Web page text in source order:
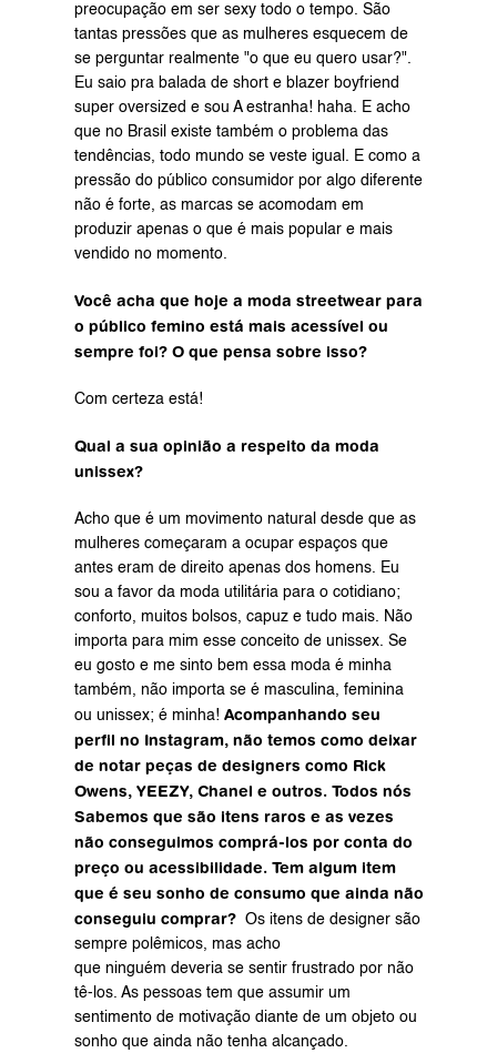
preocupação em ser sexy todo o tempo. São
tantas pressões que as mulheres esquecem de
se perguntar realmente "o que eu quero usar?".
Eu saio pra balada de short e blazer boyfriend
super oversized e sou A estranha! haha. E acho
que no Brasil existe também o problema das
tendências, todo mundo se veste igual. E como a
pressão do público consumidor por algo diferente
não é forte, as marcas se acomodam em
produzir apenas o que é mais popular e mais
vendido no momento.
Você acha que hoje a moda streetwear para
o público femino está mais acessível ou
sempre foi? O que pensa sobre isso?
Com certeza está!
Qual a sua opinião a respeito da moda
unissex?
Acho que é um movimento natural desde que as
mulheres começaram a ocupar espaços que
antes eram de direito apenas dos homens. Eu
sou a favor da moda utilitária para o cotidiano;
conforto, muitos bolsos, capuz e tudo mais. Não
importa para mim esse conceito de unissex. Se
eu gosto e me sinto bem essa moda é minha
também, não importa se é masculina, feminina
ou unissex; é minha! Acompanhando seu
perfil no Instagram, não temos como deixar
de notar peças de designers como Rick
Owens, YEEZY, Chanel e outros. Todos nós
Sabemos que são itens raros e as vezes
não conseguimos comprá-los por conta do
preço ou acessibilidade. Tem algum item
que é seu sonho de consumo que ainda não
conseguiu comprar? Os itens de designer são
sempre polêmicos, mas acho
que ninguém deveria se sentir frustrado por não
tê-los. As pessoas tem que assumir um
sentimento de motivação diante de um objeto ou
sonho que ainda não tenha alcançado.